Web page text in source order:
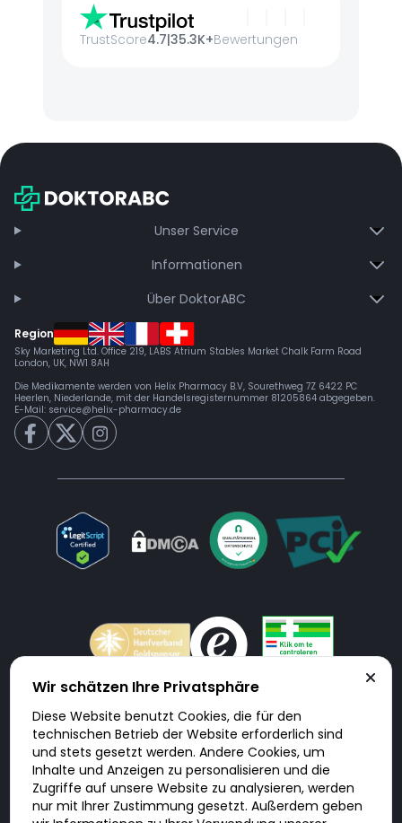
TrustScore4.7|35.3K+Bewertungen
Unser Service
Informationen
Über DoktorABC
Region
Sky Marketing Ltd. Office 219, LABS Atrium Stables Market Chalk Farm Road
London, UK, NW1 8AH
Die Medikamente werden von Helix Pharmacy B.V, Sourethweg 7Z 6422 PC
Heerlen, Niederlande, mit der Handelsregisternummer 81205864 abgegeben.
E-Mail: service@helix-pharmacy.de
Doktorabc.com ist eine Vermittlungsplattform. Doktorabc ist ausdrücklich
keine Internetapotheke. Doktorabc bietet keine Medikamente oder
sonstige Produkte an oder liefert diese. Jegliche Informationen zu
Produkten, Medikamenten und Preisen auf der Internetseite beinhalten
kein Angebot von Doktorabc an Sie. Für die Einhaltung der in Ihrem Land
geltenden Gesetze und sonstigen Rechtsvorschriften sind Sie als Nutzer
selbst verantwortlich. Die Nutzung unseres Services auf Doktorabc durch
Sie erfolgt auf eigenes Risiko und in eigener Verantwortung. Sie erklären,
diese Internetseite aus eigener Initiative zu besuchen und zu nutzen.
Wir schätzen Ihre Privatsphäre
Diese Website benutzt Cookies, die für den
technischen Betrieb der Website erforderlich sind
und stets gesetzt werden. Andere Cookies, um
Inhalte und Anzeigen zu personalisieren und die
Zugriffe auf unsere Website zu analysieren, werden
nur mit Ihrer Zustimmung gesetzt. Außerdem geben